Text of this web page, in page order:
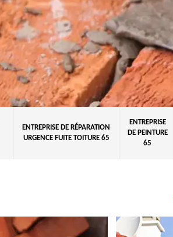
ENTREPRISE DE RÉPARATION
URGENCE FUITE TOITURE 65
ENTREPRISE
DE PEINTURE
65